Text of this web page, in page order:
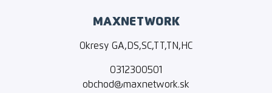
MAXNETWORK
Okresy GA,DS,SC,TT,TN,HC
0312300501
obchod@maxnetwork.sk